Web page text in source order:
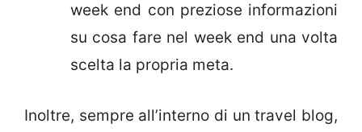
week end con preziose informazioni
su cosa fare nel week end una volta
scelta la propria meta.
Inoltre, sempre all’interno di un travel blog,